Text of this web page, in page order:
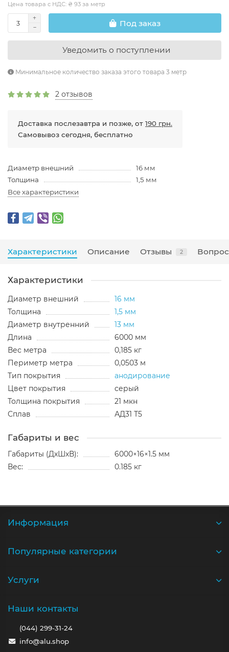
Цена товара с НДС: ₴ 93 за метр
Под заказ
Уведомить о поступлении
Минимальное количество заказа этого товара 3 метр
2 отзывов
Доставка послезавтра и позже, от 190 грн.
Самовывоз сегодня, бесплатно
Диаметр внешний
16 мм
Толщина
1,5 мм
Все характеристики
Характеристики Описание Отзывы 2
Характеристики
Диаметр внешний
16 мм
Толщина
1,5 мм
Диаметр внутренний
13 мм
Длина
6000 мм
Вес метра
0,185 кг
Периметр метра
0,0503 м
Тип покрытия
анодирование
Цвет покрытия
серый
Толщина покрытия
21 мкн
Сплав
АД31 Т5
Габариты и вес
Габариты (ДхШхВ):
6000×16×1.5 мм
Вес:
0.185 кг
Информация
Популярные категории
Услуги
Наши контакты
(044) 299-31-24
info@alu.shop